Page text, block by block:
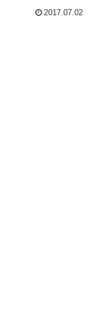
2017.07.02